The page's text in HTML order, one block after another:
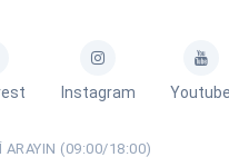
Instagram
ARAYIN (09:00/18:00)